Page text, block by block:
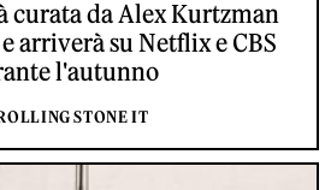
curata da Alex Kurtzman
arriverà su Netflix e CBS
l'autunno
STONE IT